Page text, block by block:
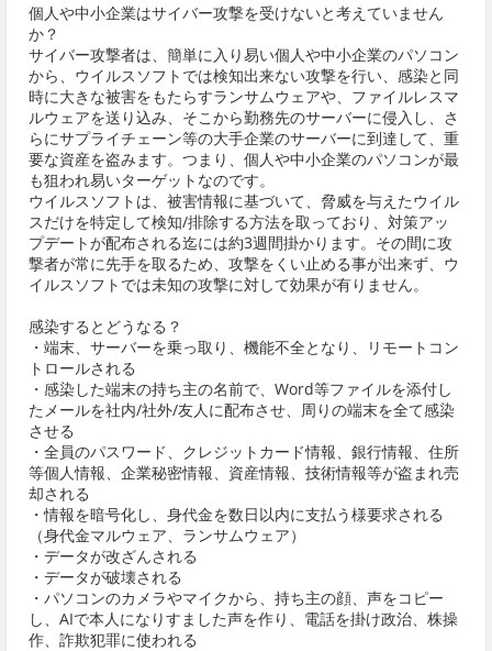
個人や中小企業はサイバー攻撃を受けないと考えていません
か？
サイバー攻撃者は、簡単に入り易い個人や中小企業のパソコン
から、ウイルスソフトでは検知出来ない攻撃を行い、感染と同
時に大きな被害をもたらすランサムウェアや、ファイルレスマ
ルウェアを送り込み、そこから勤務先のサーバーに侵入し、さ
らにサプライチェーン等の大手企業のサーバーに到達して、重
要な資産を盗みます。つまり、個人や中小企業のパソコンが最
も狙われ易いターゲットなのです。
ウイルスソフトは、被害情報に基づいて、脅威を与えたウイル
スだけを特定して検知/排除する方法を取っており、対策アッ
プデートが配布される迄には約3週間掛かります。その間に攻
撃者が常に先手を取るため、攻撃をくい止める事が出来ず、ウ
イルスソフトでは未知の攻撃に対して効果が有りません。
感染するとどうなる？
・端末、サーバーを乗っ取り、機能不全となり、リモートコン
トロールされる
・感染した端末の持ち主の名前で、Word等ファイルを添付し
たメールを社内/社外/友人に配布させ、周りの端末を全て感染
させる
・全員のパスワード、クレジットカード情報、銀行情報、住所
等個人情報、企業秘密情報、資産情報、技術情報等が盗まれ売
却される
・情報を暗号化し、身代金を数日以内に支払う様要求される
（身代金マルウェア、ランサムウェア）
・データが改ざんされる
・データが破壊される
・パソコンのカメラやマイクから、持ち主の顔、声をコピー
し、AIで本人になりすました声を作り、電話を掛け政治、株操
作、詐欺犯罪に使われる